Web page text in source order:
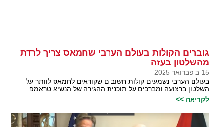
גוברים הקולות בעולם הערבי שחמאס צריך לרדת
מהשלטון בעזה
15 ב פברואר 2025
בעולם הערבי נשמעים קולות חשובים שקוראים לחמאס לוותר על
השלטון ברצועה ומברכים על תוכנית ההגירה של הנשיא טראמפ.
לקריאה >>